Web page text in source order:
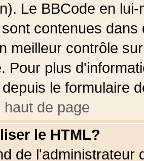
Le BBCode en
contenues
meilleur contrôle
Pour plus
le formulaire
haut de page
le HTML?
de l'administrateur